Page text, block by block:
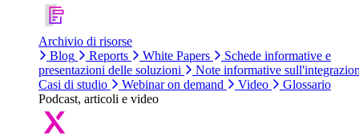
Archivio di risorse
Blog
Reports White Papers
Schede informative e
presentazioni delle soluzioni
Note informative
Casi di studio
Webinar on demand Video
Glossario
Podcast, articoli e video